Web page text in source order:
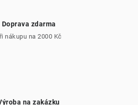
Doprava zdarma
nákupu na 2000 Kč
na zakázku